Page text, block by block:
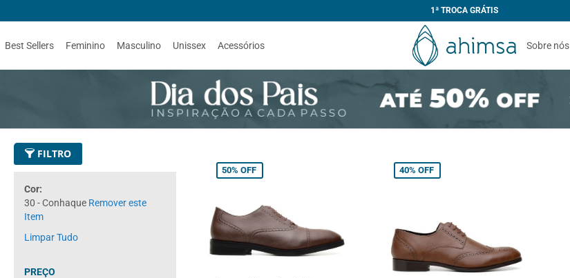
1ª TROCA GRÁTIS
Best Sellers Feminino Masculino Unissex Acessórios Sobre nós
FILTRO
Cor
30 - Conhaque Remover este
Item
Limpar Tudo
PREÇO
50% OFF 40% OFF